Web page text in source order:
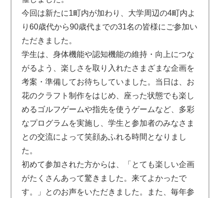
今回は新たに1町内が加わり、大学周辺の4町内よ
り60歳代から90歳代までの31名の皆様にご参加い
ただきました。
学生は、身体機能や認知機能の維持・向上につな
がるよう、楽しさを取り入れたさまざまな企画を
考案・準備してお待ちしていました。当日は、お
花のクラフト制作をはじめ、座った状態でも楽し
めるゴルフゲームや指先を使うゲームなど、多彩
なプログラムを実施し、学生と参加者のみなさま
との交流によって笑顔あふれる時間となりまし
た。
初めて参加された方からは、「とても楽しい企画
がたくさんあって驚きました。来てよかったで
す。」とのお声をいただきました。また、毎年参